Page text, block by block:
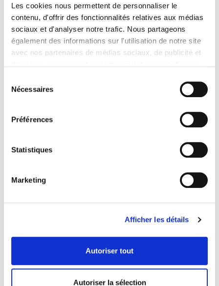
Les cookies nous permettent de personnaliser le
contenu, d'offrir des fonctionnalités relatives aux médias
sociaux et d'analyser notre trafic. Nous partageons
également des informations sur l'utilisation de notre site
avec nos partenaires de médias sociaux, de publicité et
collectées lors de votre utilisation de leurs services.
Nécessaires
Préférences
Statistiques
Marketing
Afficher les détails
Autoriser tout
Autoriser la sélection
Advantages
89% done with recycled polyester.
(Calculation rule, based on size M excluding accessories
(fasteners, hook and loop, retroreflective, etc.)).
Flexible, lightweight and breathable:100% polyester knitted
for maximum ventilation.
Heat transferred RETHIOTEX® microbeads retroreflective
segmented strips for second-to-none flexibility and
Slim fit.
Reference:
Standards:
20471 + A1).
Size:S to 3XL. Other size, on demand.